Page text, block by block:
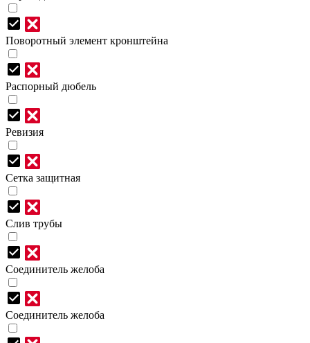
Поворотный элемент кронштейна
Распорный дюбель
Ревизия
Сетка защитная
Слив трубы
Соединитель желоба
Соединитель желоба